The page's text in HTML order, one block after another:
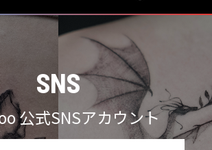
SNS
公式SNSアカウント